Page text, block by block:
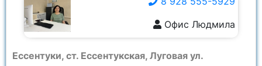
Ессентуки, ст. Ессентукская, Луговая ул.
Офис Людмила